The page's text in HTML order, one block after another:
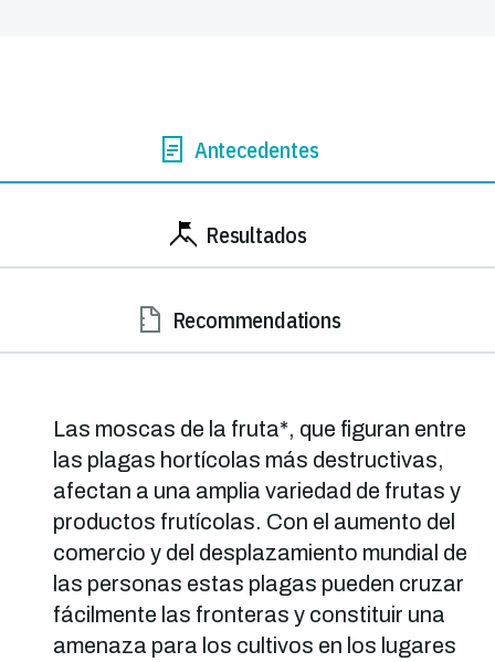
Antecedentes
Resultados
Recommendations
Las moscas de la fruta*, que figuran entre
las plagas hortícolas más destructivas,
afectan a una amplia variedad de frutas y
productos frutícolas. Con el aumento del
comercio y del desplazamiento mundial de
las personas estas plagas pueden cruzar
fácilmente las fronteras y constituir una
amenaza para los cultivos en los lugares